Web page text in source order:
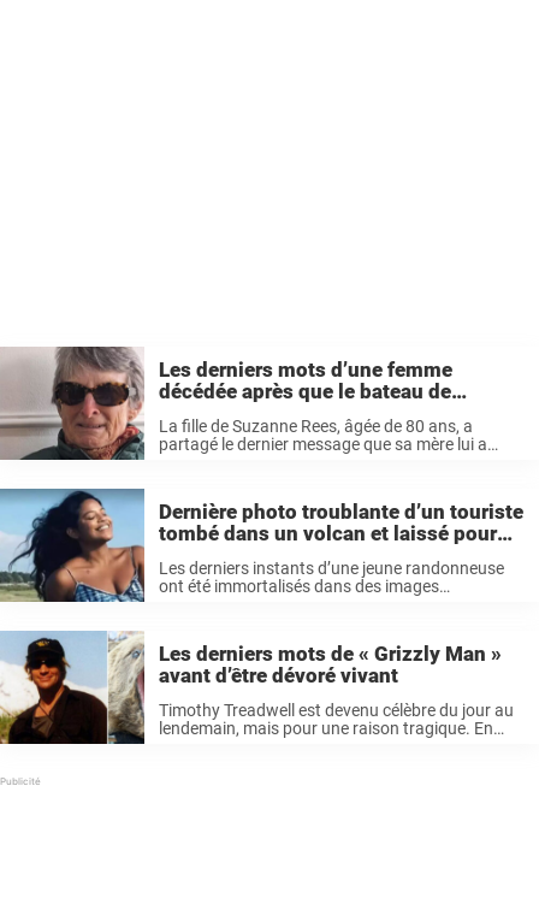
Les derniers mots d’une femme
décédée après que le bateau de
La fille de Suzanne Rees, âgée de 80 ans, a
partagé le dernier message que sa mère lui a
Dernière photo troublante d’un touriste
tombé dans un volcan et laissé pour
Les derniers instants d’une jeune randonneuse
ont été immortalisés dans des images
son guide ...
Les derniers mots de « Grizzly Man »
avant d’être dévoré vivant
Timothy Treadwell est devenu célèbre du jour au
lendemain, mais pour une raison tragique. En